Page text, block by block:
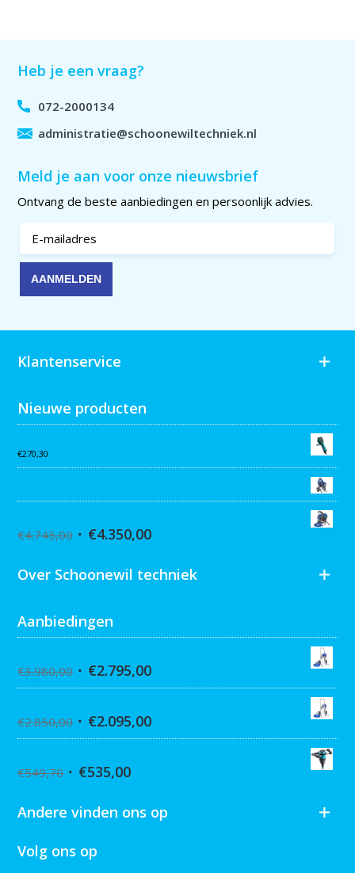
Heb je een vraag?
072-2000134
administratie@schoonewiltechniek.nl
Meld je aan voor onze nieuwsbrief
Ontvang de beste aanbiedingen en persoonlijk advies.
Klantenservice
Nieuwe producten
€270,30
€4.745,00 €4.350,00
Over Schoonewil techniek
Aanbiedingen
€3.980,00 €2.795,00
€2.850,00 €2.095,00
€549,70 €535,00
Andere vinden ons op
Volg ons op